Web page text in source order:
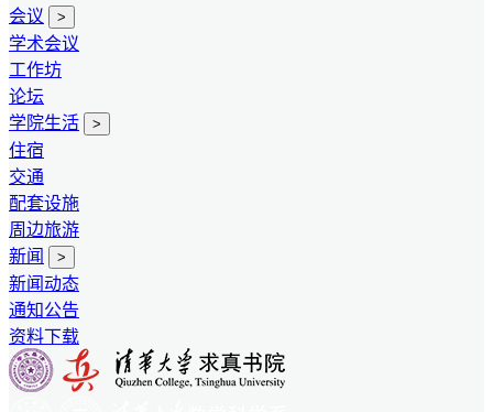
会议
>
学术会议
工作坊
论坛
学院生活
>
住宿
交通
配套设施
周边旅游
新闻
>
新闻动态
通知公告
资料下载